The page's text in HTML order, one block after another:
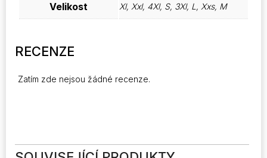
Velikost Xl, Xxl, 4Xl, S, 3Xl, L, Xxs, M
RECENZE
Zatím zde nejsou žádné recenze.